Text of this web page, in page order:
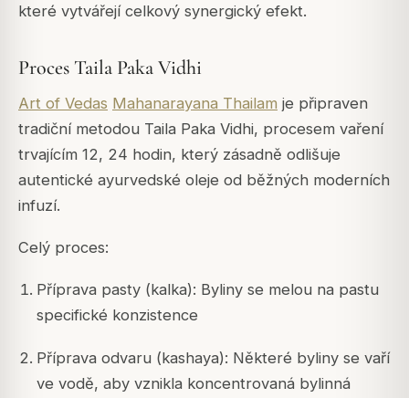
které vytvářejí celkový synergický efekt.
Proces Taila Paka Vidhi
Art of Vedas Mahanarayana Thailam je připraven
tradiční metodou Taila Paka Vidhi, procesem vaření
trvajícím 12, 24 hodin, který zásadně odlišuje
autentické ayurvedské oleje od běžných moderních
infuzí.
Celý proces:
Příprava pasty (kalka): Byliny se melou na pastu
specifické konzistence
Příprava odvaru (kashaya): Některé byliny se vaří
ve vodě, aby vznikla koncentrovaná bylinná